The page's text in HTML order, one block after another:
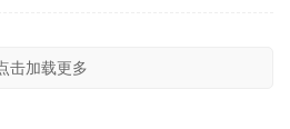
击加载更多